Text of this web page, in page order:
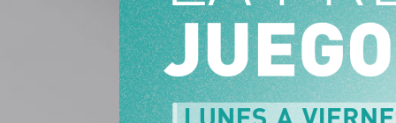
Entretención y Cultura Opinión
Dato en Pauta Señal 2
Contenido Patrocinado